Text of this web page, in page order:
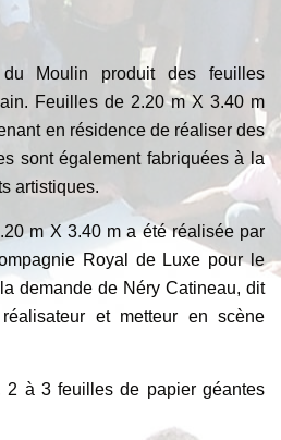
Moulin produit des feuilles
Feuilles de 2.20 m X 3.40 m
en résidence de réaliser des
sont également fabriquées à la
artistiques.
m X 3.40 m a été réalisée par
Royal de Luxe pour le
demande de Néry Catineau, dit
réalisateur et metteur en scène
2 à 3 feuilles de papier géantes